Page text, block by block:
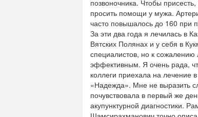
позвоночника. Чтобы
просить помощи у мужа.
часто повышалось до 160 при
За эти два года я лечилась в
Вятских Полянах и у себя в
специалистов, но к
эффективным. Я очень рада,
коллеги приехала на лечение
«Надежда». Мне не выразить
почувствовала в первый же
акупунктурной диагностики.